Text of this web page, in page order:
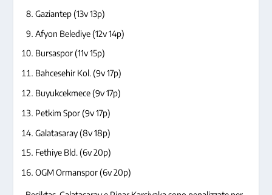
Gaziantep (13v 13p)
Afyon Belediye (12v 14p)
Bursaspor (11v 15p)
Bahcesehir Kol. (9v 17p)
Buyukcekmece (9v 17p)
Petkim Spor (9v 17p)
Galatasaray (8v 18p)
Fethiye Bld. (6v 20p)
OGM Ormanspor (6v 20p)